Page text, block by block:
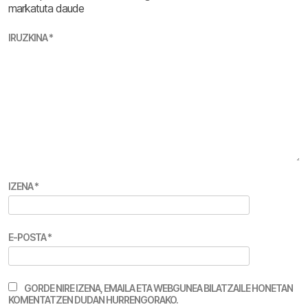
markatuta daude
IRUZKINA*
IZENA*
E-POSTA*
GORDE NIRE IZENA, EMAILA ETA WEBGUNEA BILATZAILE HONETAN
KOMENTATZEN DUDAN HURRENGORAKO.